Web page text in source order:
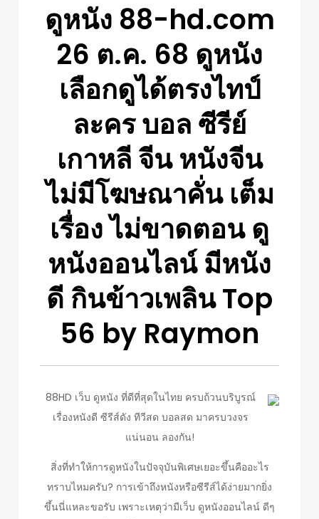
ดูหนัง 88-hd.com
26 ต.ค. 68 ดูหนัง
เลือกดูได้ตรงไทป์
ละคร บอล ซีรีย์
เกาหลี จีน หนังจีน
ไม่มีโฆษณาคั่น เต็ม
เรื่อง ไม่ขาดตอน ดู
หนังออนไลน์ มีหนัง
ดี กินข้าวเพลิน Top
56 by Raymon
88HD เว็บ ดูหนัง ที่ดีที่สุดในไทย ครบถ้วนบริบูรณ์
เรื่องหนังดี ซีรีส์ดัง ทีวีสด บอลสด มาครบวงจร
แน่นอน ลองกัน!
สิ่งที่ทำให้การดูหนังในปัจจุบันพิเศษเยอะขึ้นคืออะไร
ทราบไหมครับ? การเข้าถึงหนังหรือซีรีส์ได้ง่ายมากยิ่ง
ขึ้นนี่แหละขอรับ เพราะเหตุว่ามีเว็บ ดูหนังออนไลน์ ดีๆ